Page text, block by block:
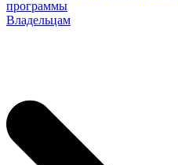
программы
Владельцам